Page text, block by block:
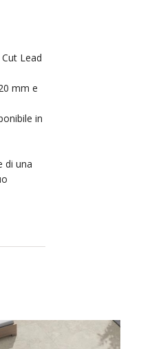
Lead
mm e
in
di una